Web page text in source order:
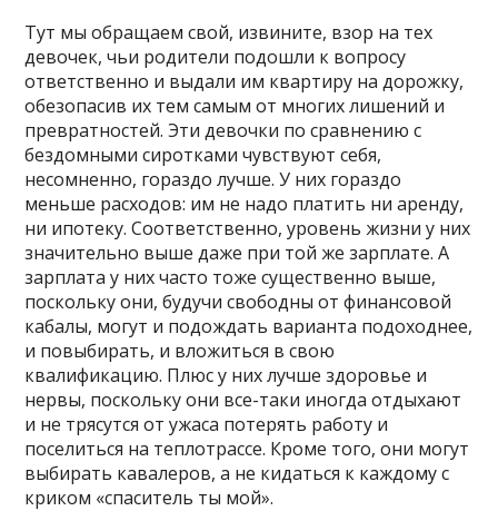
Тут мы обращаем свой, извините, взор на тех
девочек, чьи родители подошли к вопросу
ответственно и выдали им квартиру на дорожку,
обезопасив их тем самым от многих лишений и
превратностей. Эти девочки по сравнению с
бездомными сиротками чувствуют себя,
несомненно, гораздо лучше. У них гораздо
меньше расходов: им не надо платить ни аренду,
ни ипотеку. Соответственно, уровень жизни у них
значительно выше даже при той же зарплате. А
зарплата у них часто тоже существенно выше,
поскольку они, будучи свободны от финансовой
кабалы, могут и подождать варианта подоходнее,
и повыбирать, и вложиться в свою
квалификацию. Плюс у них лучше здоровье и
нервы, поскольку они все-таки иногда отдыхают
и не трясутся от ужаса потерять работу и
поселиться на теплотрассе. Кроме того, они могут
выбирать кавалеров, а не кидаться к каждому с
криком «спаситель ты мой».